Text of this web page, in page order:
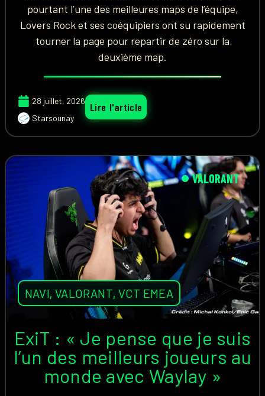
pourtant l’une des meilleures maps de l’équipe,
Lovers Rock et ses coéquipiers ont su rapidement
tourner la page pour repartir de zéro sur la
deuxième map.
28 juillet, 2026
Starsounay
Lire l'article
VALORANT
NAVI,VALORANT,VCT EMEA
ExiT : « Je pense que je suis
l’un des meilleurs joueurs au
monde avec Waylay »